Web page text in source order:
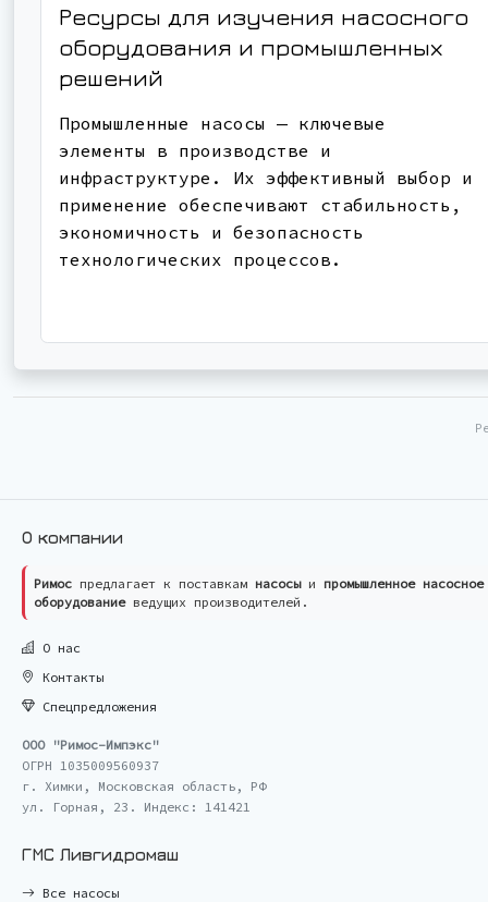
Ресурсы для изучения насосного
оборудования и промышленных
решений
Промышленные насосы — ключевые
элементы в производстве и
инфраструктуре. Их эффективный выбор и
применение обеспечивают стабильность,
экономичность и безопасность
технологических процессов.
О компании
Римос предлагает к поставкам насосыи промышленное насосное
оборудованиеведущих производителей.
О нас
Контакты
Спецпредложения
ООО "Римос-Импэкс"
ОГРН 1035009560937
г. Химки, Московская область, РФ
ул. Горная, 23. Индекс: 141421
ГМС Ливгидромаш
Все насосы